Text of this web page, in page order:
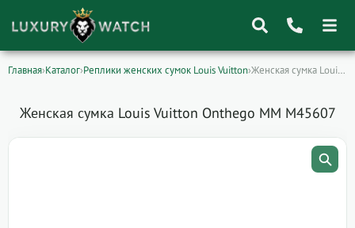
Главная›Каталог›Реплики женских сумок Louis Vuitton› Женская сумка Louis Vuitton Onthego MM M45607
Женская сумка Louis Vuitton Onthego MM M45607